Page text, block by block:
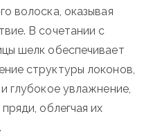
волоска, оказывая
В сочетании с
шелк обеспечивает
структуры локонов,
глубокое увлажнение,
облегчая их